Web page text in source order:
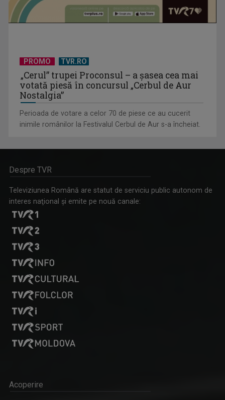
PROMO TVR.RO
„Cerul” trupei Proconsul – a şasea cea mai
votată piesă în concursul „Cerbul de Aur
Nostalgia”
Perioada de votare a celor 70 de piese ce au cucerit
inimile românilor la Festivalul Cerbul de Aur s-a încheiat.
Despre TVR
Televiziunea Română are statut de serviciu public autonom de
interes naţional şi emite pe nouă canale:
Acoperire